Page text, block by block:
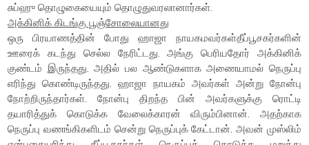
சுப்ஹு தொழுகையையும் தொழுதுவரலானார்கள்.
அக்கினிக் கிடங்கு பூஞ்சோலையானது
ஒரு பிரயாணத்தின் போது ஹாஜா நாயகமவர்கள்தீப்பூசகர்களின்
ஊரைக் கடந்து செல்ல நேரிட்டது. அங்கு பெரியதோர் அக்கினிக்
குண்டம் இருந்தது. அதில் பல ஆண்டுகளாக அணையாமல் நெருப்பு
எரிந்து கொண்டிருந்தது. ஹாஜா நாயகம் அவர்கள் அன்று நோன்பு
நோற்றிருந்தார்கள். நோன்பு திறந்த பின் அவர்களுக்கு ரொட்டி
தயாரித்துக் கொடுக்க வேலைக்காரன் விரும்பினான். அதற்காக
நெருப்பு வணங்கிகளிடம் சென்று நெருப்புக் கேட்டான். அவன் முஸ்லிம்